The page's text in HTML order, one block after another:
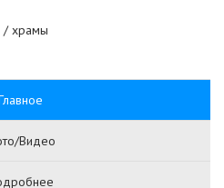
/ храмы
Видео